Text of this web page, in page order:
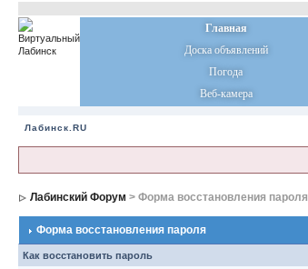
Главная
Доска объявлений
Погода
Веб-камера
Лабинск.RU
Лабинский Форум > Форма восстановления пароля
Форма восстановления пароля
Как восстановить пароль